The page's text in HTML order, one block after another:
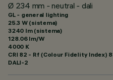
Ø 234 mm - neutral - dali
GL - general lighting
25.3 W (sistema)
3240 lm (sistema)
128.06 lm/W
4000 K
CRI 82 - Rf (Colour Fidelity Index)
DALI-2